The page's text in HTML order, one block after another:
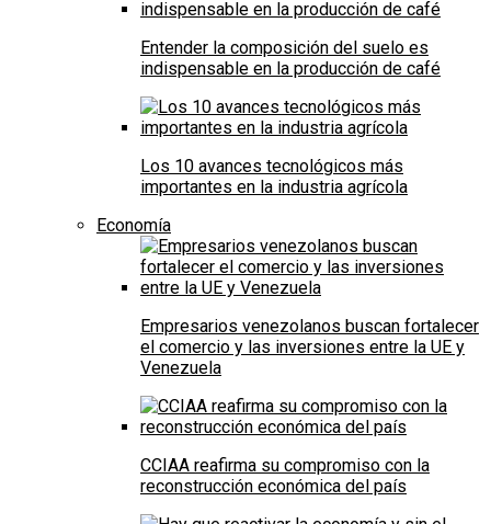
Entender la composición del suelo es
indispensable en la producción de café
Los 10 avances tecnológicos más
importantes en la industria agrícola
Economía
Empresarios venezolanos buscan fortalecer
el comercio y las inversiones entre la UE y
Venezuela
CCIAA reafirma su compromiso con la
reconstrucción económica del país